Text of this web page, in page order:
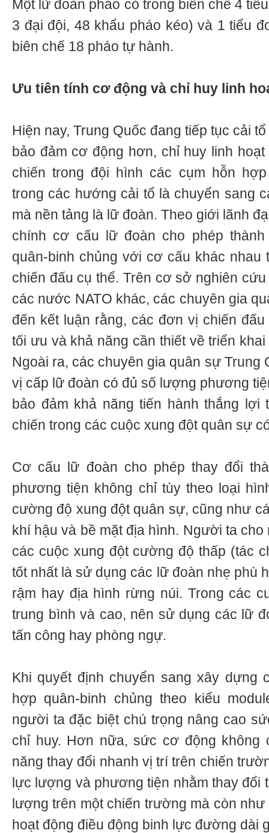
Một lữ đoàn pháo có trong biên chế 4
3 đại đội, 48 khẩu pháo kéo) và 1 tiểu
biên chế 18 pháo tự hành.
Ưu tiên tính cơ động và chỉ huy linh
Hiện nay, Trung Quốc đang tiếp tục cải
bảo đảm cơ động hơn, chỉ huy linh
chiến trong đội hình các cụm hỗn
trong các hướng cải tổ là chuyển sang
mà nền tảng là lữ đoàn. Theo giới lãnh
chính cơ cấu lữ đoàn cho phép
quân-binh chủng với cơ cấu khác nhau
chiến đấu cụ thể. Trên cơ sở nghiên
các nước NATO khác, các chuyên gia
đến kết luận rằng, các đơn vị chiến
tối ưu và khả năng cần thiết về triển
Ngoài ra, các chuyên gia quân sự Trung
vị cấp lữ đoàn có đủ số lượng phương
bảo đảm khả năng tiến hành thắng lợi
chiến trong các cuộc xung đột quân sự
Cơ cấu lữ đoàn cho phép thay đổi
phương tiện không chỉ tùy theo loại
cường độ xung đột quân sự, cũng như
khí hậu và bề mặt địa hình. Người ta cho
các cuộc xung đột cường độ thấp (tác
tốt nhất là sử dụng các lữ đoàn nhẹ phù
rậm hay địa hình rừng núi. Trong các
trung bình và cao, nên sử dụng các lữ
tấn công hay phòng ngự.
Khi quyết định chuyển sang xây dựng
hợp quân-binh chủng theo kiểu
người ta đặc biệt chú trọng nâng cao
chỉ huy. Hơn nữa, sức cơ động không
năng thay đổi nhanh vị trí trên chiến
lực lượng và phương tiện nhằm thay đổi
lượng trên một chiến trường mà còn
hoạt động điều động binh lực đường dài